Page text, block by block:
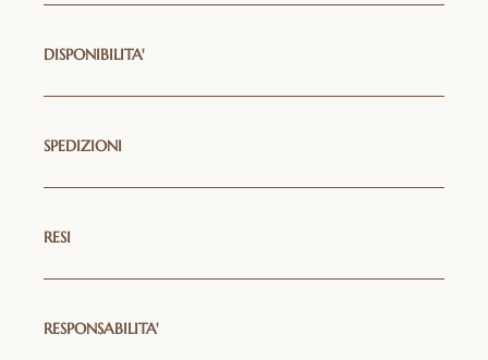
DISPONIBILITA'
SPEDIZIONI
RESI
RESPONSABILITA'